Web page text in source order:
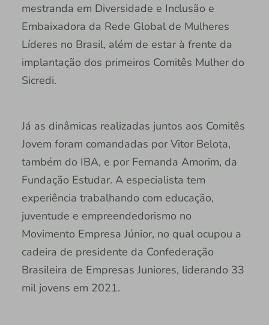
mestranda em Diversidade e Inclusão e
Embaixadora da Rede Global de Mulheres
Líderes no Brasil, além de estar à frente da
implantação dos primeiros Comitês Mulher do
Sicredi.
Já as dinâmicas realizadas juntos aos Comitês
Jovem foram comandadas por Vitor Belota,
também do IBA, e por Fernanda Amorim, da
Fundação Estudar. A especialista tem
experiência trabalhando com educação,
juventude e empreendedorismo no
Movimento Empresa Júnior, no qual ocupou a
cadeira de presidente da Confederação
Brasileira de Empresas Juniores, liderando 33
mil jovens em 2021.